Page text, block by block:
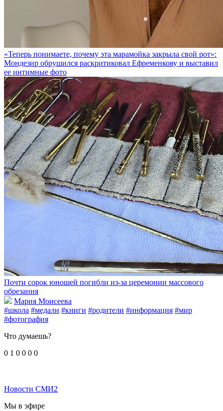
«Теперь понимаете, почему эта марамойка закрыла свой рот»:
Мондезир обрушился раскритиковал Ефременкову и выставил
ее интимные фото
Почти сорок юношей погибли из-за церемонии массового
обрезания
Мария Моисеева
#школа #медали #книги #родители #информация #мир
#фотография
Что думаешь?
0 1 0 0 0 0
Новости СМИ2
Мы в эфире